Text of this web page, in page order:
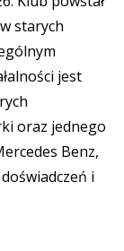
starych
jest
oraz jednego
Benz,
i